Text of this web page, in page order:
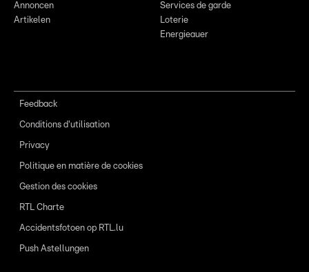
Annoncen
Artikelen
Services de garde
Loterie
Energieauer
Feedback
Conditions d'utilisation
Privacy
Politique en matière de cookies
Gestion des cookies
RTL Charte
Accidentsfotoen op RTL.lu
Push Astellungen